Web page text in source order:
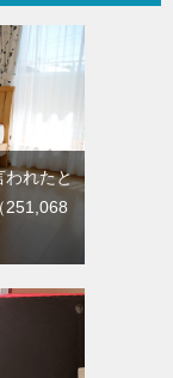
われたと
（251,068